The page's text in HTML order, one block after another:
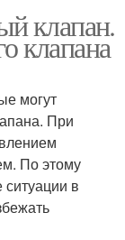
клапан.
клапана
могут
При
По этому
в